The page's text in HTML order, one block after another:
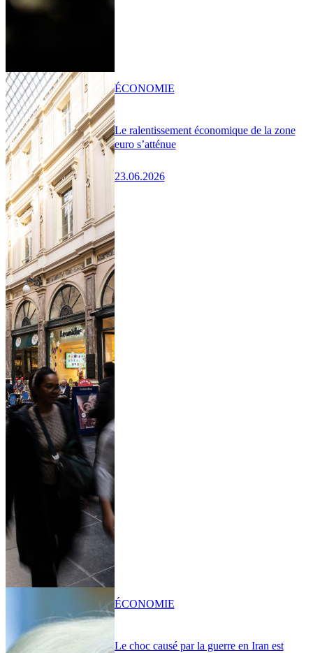
Le ralentissement économique de la zone
euro s’atténue
23.06.2026
ÉCONOMIE
Le choc causé par la guerre en Iran est
ÉCONOMIE